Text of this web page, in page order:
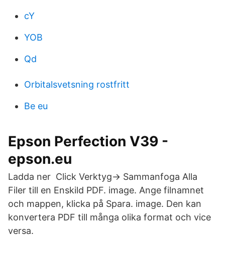
cY
YOB
Qd
Orbitalsvetsning rostfritt
Be eu
Epson Perfection V39 -
epson.eu
Ladda ner Click Verktyg-> Sammanfoga Alla
Filer till en Enskild PDF. image. Ange filnamnet
och mappen, klicka på Spara. image. Den kan
konvertera PDF till många olika format och vice
versa.